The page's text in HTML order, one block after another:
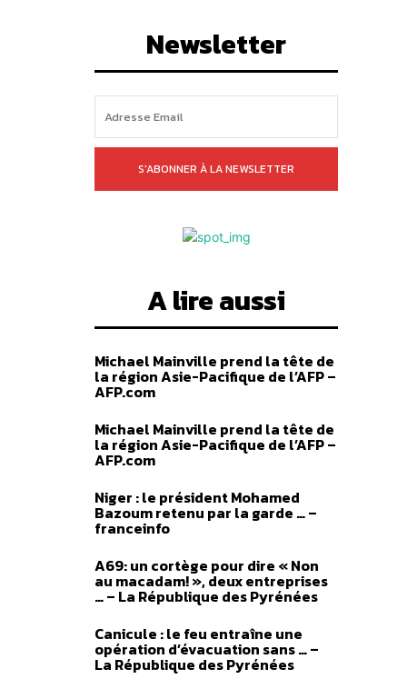
Newsletter
S'ABONNER À LA NEWSLETTER
A lire aussi
Michael Mainville prend la tête de
la région Asie-Pacifique de l’AFP –
AFP.com
Michael Mainville prend la tête de
la région Asie-Pacifique de l’AFP –
AFP.com
Niger : le président Mohamed
Bazoum retenu par la garde … –
franceinfo
A69: un cortège pour dire « Non
au macadam! », deux entreprises
… – La République des Pyrénées
Canicule : le feu entraîne une
opération d’évacuation sans … –
La République des Pyrénées